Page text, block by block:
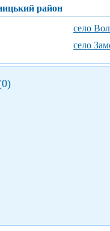
район
село
село
0)